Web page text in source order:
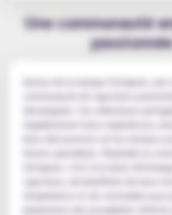
Une communauté
Autour de la marque Extrapure, une
communauté de vapoteurs
développée. Ces utilisateurs
régulièrement leurs expériences,
Extrapure, c'est l'occasion
vapoteurs, de bénéficier de leurs
d'expérience et de s'entraider pour